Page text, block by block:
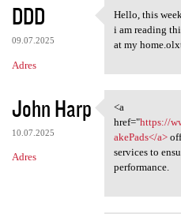
DDD
09.07.2025
Adres
Hello, this
Hello, this
i am reading
at my
John Harp
10.07.2025
Adres
<a
<a
href="https://
akePads</a>
services to
performance.